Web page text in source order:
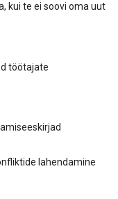
kui te ei soovi oma uut
töötajate
lahendamine